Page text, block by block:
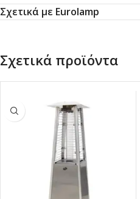
Σχετικά με Eurolamp
Σχετικά προϊόντα